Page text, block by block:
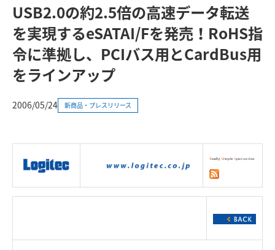
USB2.0の約2.5倍の高速データ転送
を実現するeSATAI/Fを発売！RoHS指
令に準拠し、PCIバス用とCardBus用
をラインアップ
2006/05/24 新商品・プレスリリース